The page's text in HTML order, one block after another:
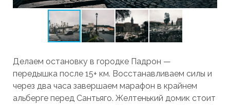
Делаем остановку в городке Падрон —
передышка после 15+ км. Восстанавливаем силы и
через два часа завершаем марафон в крайнем
альберге перед Сантьяго. Желтенький домик стоит